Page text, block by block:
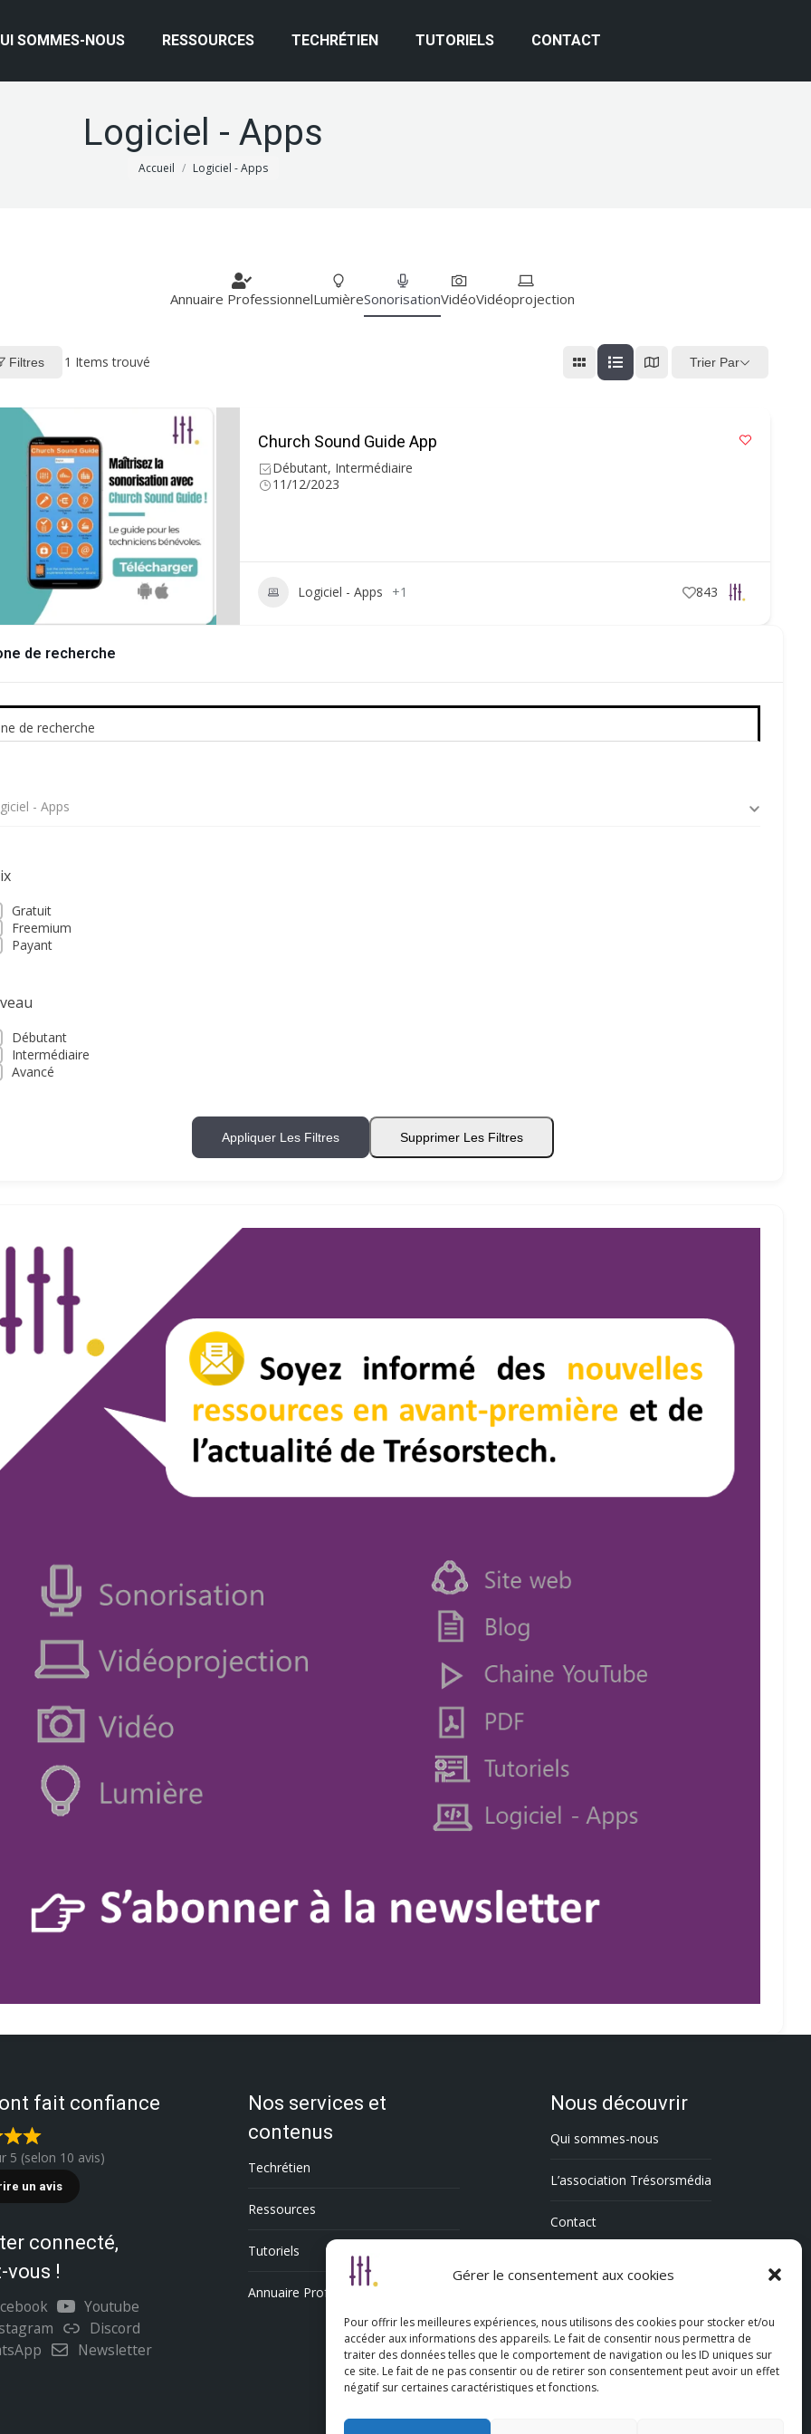
Gérer le consentement aux cookies
Pour offrir les meilleures expériences, nous utilisons des cookies pour stocker et/ou
accéder aux informations des appareils. Le fait de consentir nous permettra de
traiter des données telles que le comportement de navigation ou les ID uniques sur
ce site. Le fait de ne pas consentir ou de retirer son consentement peut avoir un effet
négatif sur certaines caractéristiques et fonctions.
SOMMES-NOUS RESSOURCES TECHRÉTIEN TUTORIELS CONTACT
Logiciel - Apps
Vous êtes ici :
Accueil Logiciel - Apps
Annuaire ProfessionnelLumièreSonorisationVidéoVidéoprojection
Filtres 1 Items trouvé Trier Par
Church Sound Guide App
Débutant, Intermédiaire
11/12/2023
Logiciel - Apps +1 843
de recherche
de recherche
- Apps
Gratuit
Freemium
Payant
Débutant
Intermédiaire
Avancé
Appliquer Les Filtres Supprimer Les Filtres
fait confiance
5 (selon 10 avis)
un avis
connecté,
vous !
Youtube
Discord
Newsletter
Nos services et
contenus
Techrétien
Ressources
Tutoriels
Annuaire Professionnel
Nous découvrir
Qui sommes-nous
L’association Trésorsmédia
Contact